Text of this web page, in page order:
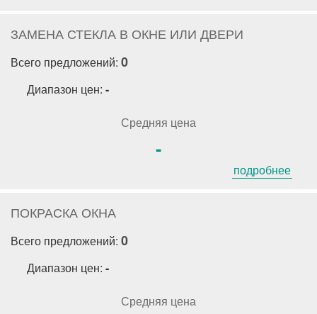
ЗАМЕНА СТЕКЛА В ОКНЕ ИЛИ ДВЕРИ
Всего предложений: 0
Диапазон цен: -
Средняя цена
-
подробнее
ПОКРАСКА ОКНА
Всего предложений: 0
Диапазон цен: -
Средняя цена